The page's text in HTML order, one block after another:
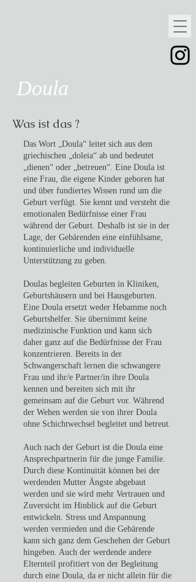
Doula
Was ist das ?
Das Wort „Doula“ leitet sich aus dem
griechischen „doleia“ ab und bedeutet
„dienen“ oder „betreuen“. Eine Doula ist
eine Frau, die eigene Kinder geboren hat
und über fundiertes Wissen rund um die
Geburt verfügt. Sie kennt und versteht die
emotionalen Bedürfnisse einer Frau
während der Geburt. Deshalb ist sie in der
Lage, der Gebärenden eine einfühlsame,
kontinuierliche und individuelle
Unterstützung zu geben.
Doulas begleiten Geburten in Kliniken,
Geburtshäusern und bei Hausgeburten.
Eine Doula ersetzt weder Hebamme noch
Geburtshelfer. Sie übernimmt keine
medizinische Funktion und kann sich
daher ganz auf die Bedürfnisse der Frau
konzentrieren. Bereits in der
Schwangerschaft lernen die schwangere
Frau und ihr/e Partner/in ihre Doula
kennen und bereiten sich mit ihr
gemeinsam auf die Geburt vor. Während
der Wehen werden sie von ihrer Doula
ohne Schichtwechsel begleitet und betreut.
Auch nach der Geburt ist die Doula eine
Ansprechpartnerin für die junge Familie.
Durch diese Kontinuität können bei der
werdenden Mutter Ängste abgebaut
werden und sie wird mehr Vertrauen und
Zuversicht im Hinblick auf die Geburt
entwickeln. Stress und Anspannung
werden vermieden und die Gebärende
kann sich ganz dem Geschehen der Geburt
hingeben. Auch der werdende andere
Elternteil profitiert von der Begleitung
durch eine Doula, da er nicht allein für die